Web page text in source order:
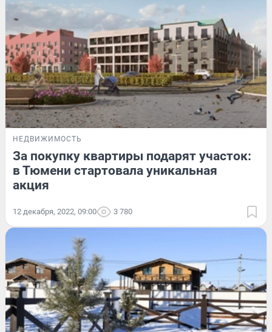
НЕДВИЖИМОСТЬ
За покупку квартиры подарят участок:
в Тюмени стартовала уникальная
акция
12 декабря, 2022, 09:00 3 780